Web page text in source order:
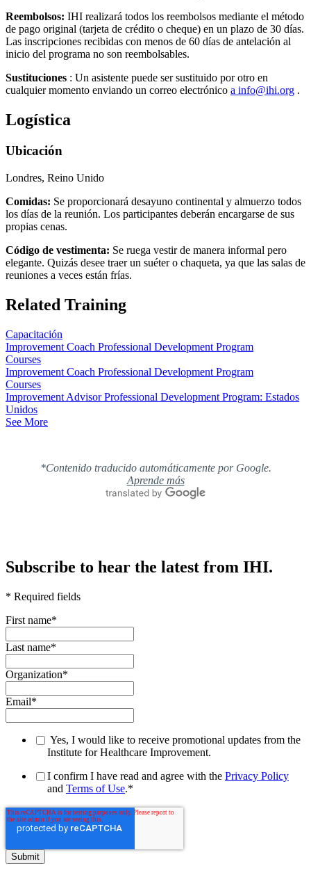
Reembolsos: IHI realizará todos los reembolsos mediante el método
de pago original (tarjeta de crédito o cheque) en un plazo de 30 días.
Las inscripciones recibidas con menos de 60 días de antelación al
inicio del programa no son reembolsables.
Sustituciones : Un asistente puede ser sustituido por otro en
cualquier momento enviando un correo electrónico a info@ihi.org .
Logística
Ubicación
Londres, Reino Unido
Comidas: Se proporcionará desayuno continental y almuerzo todos
los días de la reunión. Los participantes deberán encargarse de sus
propias cenas.
Código de vestimenta: Se ruega vestir de manera informal pero
elegante. Quizás desee traer un suéter o chaqueta, ya que las salas de
reuniones a veces están frías.
Related Training
Capacitación
Improvement Coach Professional Development Program
Courses
Improvement Coach Professional Development Program
Courses
Improvement Advisor Professional Development Program: Estados
Unidos
See More
*Contenido traducido automáticamente por Google.
Aprende más
Subscribe to hear the latest from IHI.
* Required fields
First name*
Last name*
Organization*
Email*
Yes, I would like to receive promotional updates from the
Institute for Healthcare Improvement.
I confirm I have read and agree with the Privacy Policy
and Terms of Use.*